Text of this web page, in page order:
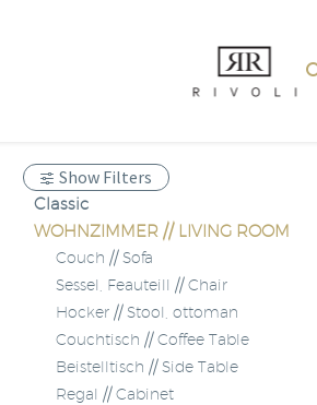
Show Filters
Classic
WOHNZIMMER // LIVING ROOM
Couch // Sofa
Sessel, Feauteill // Chair
Hocker // Stool, ottoman
Couchtisch // Coffee Table
Beistelltisch // Side Table
Regal // Cabinet